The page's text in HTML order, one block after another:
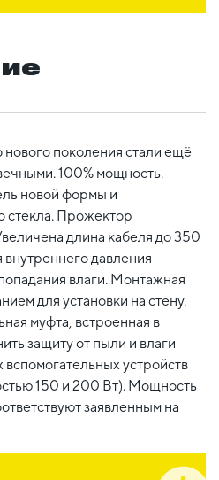
поколения стали ещё
100% мощность.
новой формы и
стекла. Прожектор
длина кабеля до 350
давления
влаги. Монтажная
для установки на стену.
муфта, встроенная в
защиту от пыли и влаги
устройств
150 и 200 Вт). Мощность
заявленным на